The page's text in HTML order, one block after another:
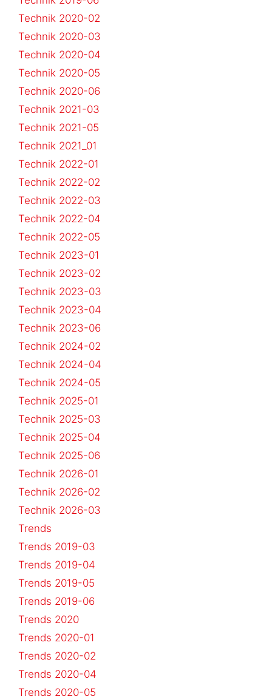
Technik 2020-02
Technik 2020-03
Technik 2020-04
Technik 2020-05
Technik 2020-06
Technik 2021-03
Technik 2021-05
Technik 2021_01
Technik 2022-01
Technik 2022-02
Technik 2022-03
Technik 2022-04
Technik 2022-05
Technik 2023-01
Technik 2023-02
Technik 2023-03
Technik 2023-04
Technik 2023-06
Technik 2024-02
Technik 2024-04
Technik 2024-05
Technik 2025-01
Technik 2025-03
Technik 2025-04
Technik 2025-06
Technik 2026-01
Technik 2026-02
Technik 2026-03
Trends
Trends 2019-03
Trends 2019-04
Trends 2019-05
Trends 2019-06
Trends 2020
Trends 2020-01
Trends 2020-02
Trends 2020-04
Trends 2020-05